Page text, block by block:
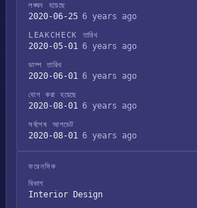
লঙ্ঘন হয়েছে
2020-06-25 6 years ago
LEAKCHECK তারিখ
2020-05-01 6 years ago
ডাম্প তারিখ
2020-06-01 6 years ago
যোগ করা হয়েছে
2020-08-01 6 years ago
সর্বশেষ আপডেট
2020-08-01 6 years ago
ফরেনসিক
বিভাগ
Interior Design